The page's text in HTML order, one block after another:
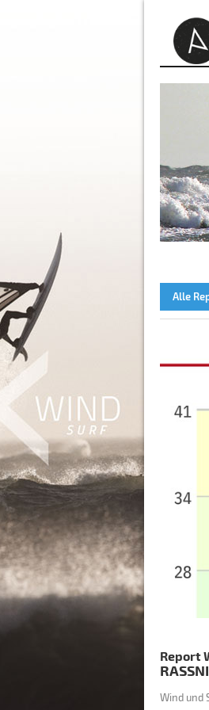
Alle
Report
Wind und